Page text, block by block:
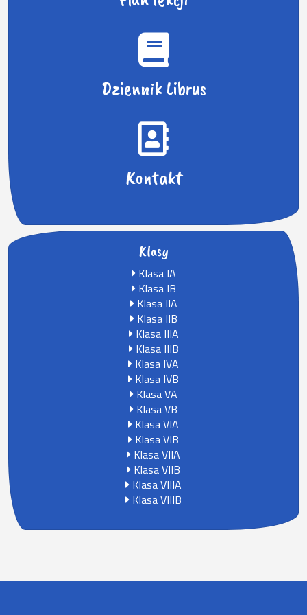
Dziennik Librus
Kontakt
Klasy
Klasa IA
Klasa IB
Klasa IIA
Klasa IIB
Klasa IIIA
Klasa IIIB
Klasa IVA
Klasa IVB
Klasa VA
Klasa VB
Klasa VIA
Klasa VIB
Klasa VIIA
Klasa VIIB
Klasa VIIIA
Klasa VIIIB